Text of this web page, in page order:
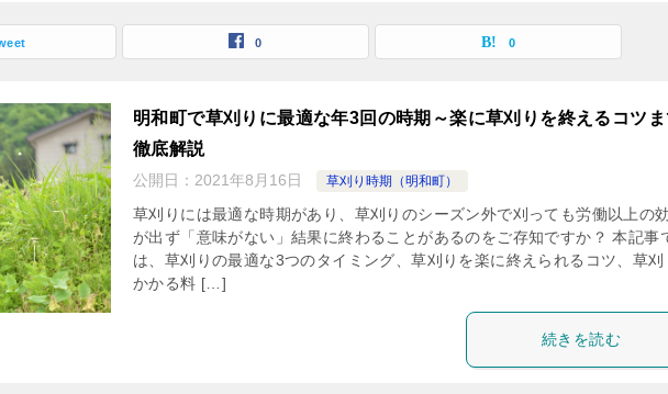
0 0
明和町で草刈りに最適な年3回の時期～楽に草刈りを終えるコツ
徹底解説
公開日： 2021年8月16日 草刈り時期（明和町）
草刈りには最適な時期があり、草刈りのシーズン外で刈っても労働以上の
が出ず「意味がない」結果に終わることがあるのをご存知ですか？ 本記事
は、草刈りの最適な3つのタイミング、草刈りを楽に終えられるコツ、草刈
かかる料 […]
続きを読む